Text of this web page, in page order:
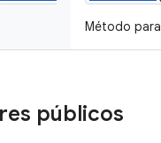
Método
públicos